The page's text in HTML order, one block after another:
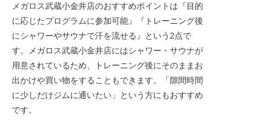
メガロス武蔵小金井店のおすすめポイントは『目的
に応じたプログラムに参加可能』『トレーニング後
にシャワーやサウナで汗を流せる』という2点で
す。メガロス武蔵小金井店にはシャワー・サウナが
用意されているため、トレーニング後にそのままお
出かけや買い物をすることもできます。「隙間時間
に少しだけジムに通いたい」という方にもおすすめ
です。